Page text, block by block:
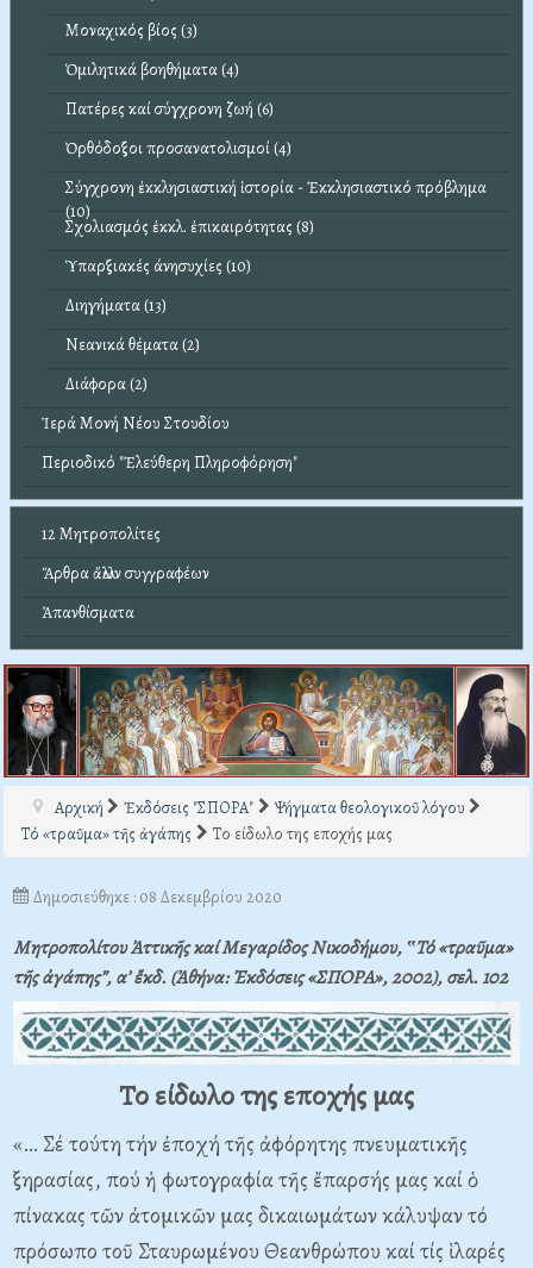
Μοναχικός βίος (3)
Ὁμιλητικά βοηθήματα (4)
Πατέρες καί σύγχρονη ζωή (6)
Ὀρθόδοξοι προσανατολισμοί (4)
Σύγχρονη ἐκκλησιαστική ἱστορία - Ἐκκλησιαστικό πρόβλημα
(10)
Σχολιασμός ἐκκλ. ἐπικαιρότητας (8)
Ὑπαρξιακές άνησυχίες (10)
Διηγήματα (13)
Νεανικά θέματα (2)
Διάφορα (2)
Ἱερά Μονή Νέου Στουδίου
Περιοδικό "Ἐλεύθερη Πληροφόρηση"
12 Μητροπολίτες
Ἄρθρα ἄλλων συγγραφέων
Ἀπανθίσματα
Αρχική Ἐκδόσεις "ΣΠΟΡΑ"
Ψήγματα θεολογικοῦ λόγου
Τό «τραῦμα» τῆς ἀγάπης
Το είδωλο της εποχής μας
Δημοσιεύθηκε : 08 Δεκεμβρίου 2020
Μητροπολίτου Ἀττικῆς καί Μεγαρίδος Νικοδήμου, ‟Τό «τραῦμα»
τῆς ἀγάπης”, α’ ἔκδ. (Ἀθήνα: Ἐκδόσεις «ΣΠΟΡΑ», 2002), σελ. 102
Το είδωλο της εποχής μας
«… Σέ τούτη τήν ἐποχή τῆς ἀφόρητης πνευματικῆς
ξηρασίας, πού ἡ φωτογραφία τῆς ἔπαρσής μας καί ὁ
πίνακας τῶν ἀτομικῶν μας δικαιωμάτων κάλυψαν τό
πρόσωπο τοῦ Σταυρωμένου Θεανθρώπου καί τίς ἱλαρές